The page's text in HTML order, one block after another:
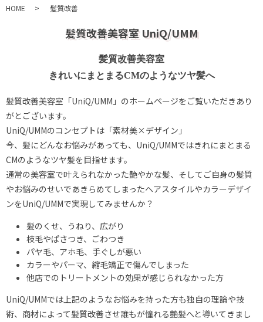
HOME 髪質改善
髪質改善美容室 UniQ/UMM
髪質改善美容室
きれいにまとまるCMのようなツヤ髪へ
髪質改善美容室「UniQ/UMM」のホームページをご覧いただきあり
がとございます。
UniQ/UMMのコンセプトは「素材美×デザイン」
今、髪にどんなお悩みがあっても、UniQ/UMMではきれにまとまる
CMのようなツヤ髪を目指せます。
通常の美容室で叶えられなかった艶やかな髪、そしてご自身の髪質
やお悩みのせいであきらめてしまったヘアスタイルやカラーデザイ
ンをUniQ/UMMで実現してみませんか？
髪のくせ、うねり、広がり
枝毛やぱさつき、ごわつき
パヤ毛、アホ毛、手ぐしが悪い
カラーやパーマ、縮毛矯正で傷んでしまった
他店でのトリートメントの効果が感じられなかった方
UniQ/UMMでは上記のようなお悩みを持った方も独自の理論や技
術、 商材によって髪質改善させ誰もが憧れる艶髪へと導いてきまし